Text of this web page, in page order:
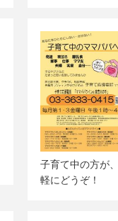
子育て中の方が
軽にどうぞ！